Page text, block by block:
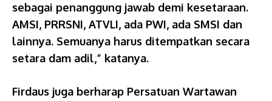
sebagai penanggung jawab demi kesetaraan.
AMSI, PRRSNI, ATVLI, ada PWI, ada SMSI dan
lainnya. Semuanya harus ditempatkan secara
setara dam adil,” katanya.
Firdaus juga berharap Persatuan Wartawan